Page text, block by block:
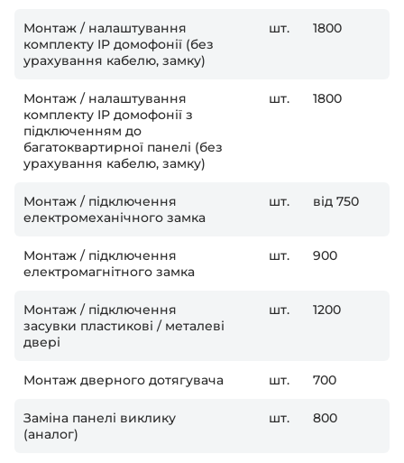
Монтаж / налаштування
комплекту IP домофонії (без
урахування кабелю, замку)
шт. 1800
Монтаж / налаштування
комплекту IP домофонії з
підключенням до
багатоквартирної панелі (без
урахування кабелю, замку)
шт. 1800
Монтаж / підключення
електромеханічного замка
шт. від 750
Монтаж / підключення
електромагнітного замка
шт. 900
Монтаж / підключення
засувки пластикові / металеві
двері
шт. 1200
Монтаж дверного дотягувача шт. 700
Заміна панелі виклику
(аналог)
шт. 800